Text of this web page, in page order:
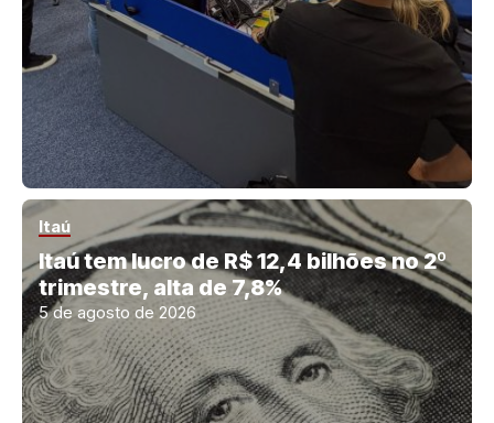
Itaú
Itaú tem lucro de R$ 12,4 bilhões no 2º
trimestre, alta de 7,8%
5 de agosto de 2026